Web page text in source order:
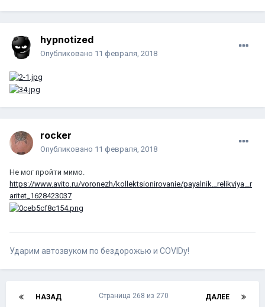
hypnotized
Опубликовано 11 февраля, 2018
rocker
Опубликовано 11 февраля, 2018
Не мог пройти мимо.
https://www.avito.ru/voronezh/kollektsionirovanie/payalnik._relikviya._r
aritet_1628423037
Ударим автозвуком по бездорожью и COVIDу!
НАЗАД ДАЛЕЕ
Страница 268 из 270